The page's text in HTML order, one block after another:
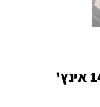
תיק גב אורטופדי למחשב 14 אינץ'